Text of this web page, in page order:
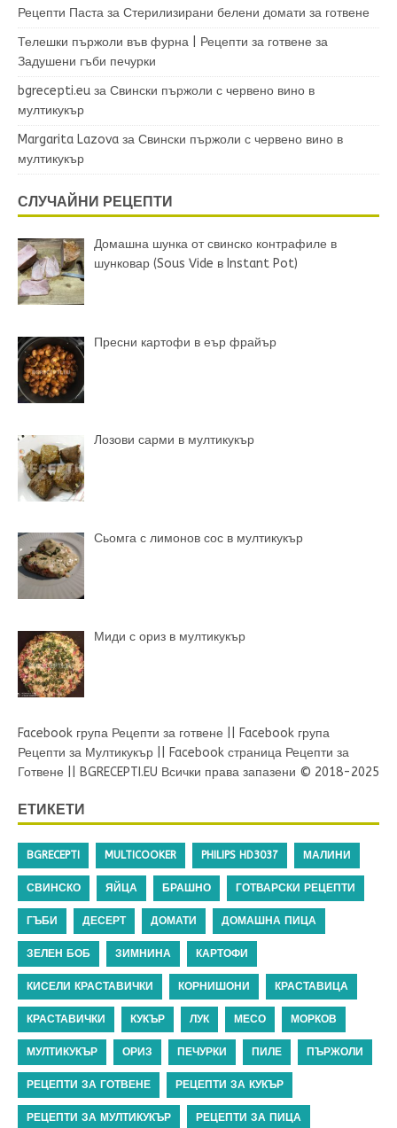
Рецепти Паста за Стерилизирани белени домати за готвене
Телешки пържоли във фурна | Рецепти за готвене за
Задушени гъби печурки
bgrecepti.eu за Свински пържоли с червено вино в
мултикукър
Margarita Lazova за Свински пържоли с червено вино в
мултикукър
СЛУЧАЙНИ РЕЦЕПТИ
Домашна шунка от свинско контрафиле в
шунковар (Sous Vide в Instant Pot)
Пресни картофи в еър фрайър
Лозови сарми в мултикукър
Сьомга с лимонов сос в мултикукър
Миди с ориз в мултикукър
Facebook група Рецепти за готвене
Facebook група
Рецепти за Мултикукър
Facebook страница Рецепти за
Готвене
BGRECEPTI.EU Всички права запазени © 2018-2025
ЕТИКЕТИ
BGRECEPTI MULTICOOKER PHILIPS HD3037 МАЛИНИ
СВИНСКО ЯЙЦА БРАШНО ГОТВАРСКИ РЕЦЕПТИ
ГЪБИ ДЕСЕРТ ДОМАТИ ДОМАШНА ПИЦА
ЗЕЛЕН БОБ ЗИМНИНА КАРТОФИ
КИСЕЛИ КРАСТАВИЧКИ КОРНИШОНИ КРАСТАВИЦА
КРАСТАВИЧКИ КУКЪР ЛУК МЕСО МОРКОВ
МУЛТИКУКЪР ОРИЗ ПЕЧУРКИ ПИЛЕ ПЪРЖОЛИ
РЕЦЕПТИ ЗА ГОТВЕНЕ РЕЦЕПТИ ЗА КУКЪР
РЕЦЕПТИ ЗА МУЛТИКУКЪР РЕЦЕПТИ ЗА ПИЦА